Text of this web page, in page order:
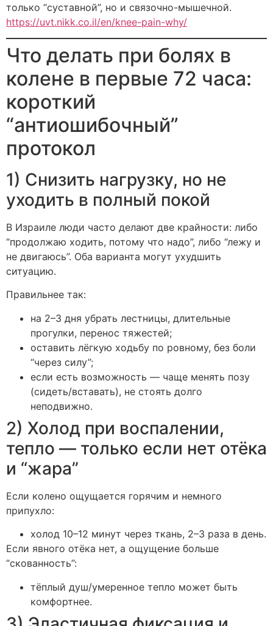
только “суставной”, но и связочно-мышечной.
https://uvt.nikk.co.il/en/knee-pain-why/
Что делать при болях в
колене в первые 72 часа:
короткий
“антиошибочный”
протокол
1) Снизить нагрузку, но не
уходить в полный покой
В Израиле люди часто делают две крайности: либо
“продолжаю ходить, потому что надо”, либо “лежу и
не двигаюсь”. Оба варианта могут ухудшить
ситуацию.
Правильнее так:
на 2–3 дня убрать лестницы, длительные
прогулки, перенос тяжестей;
оставить лёгкую ходьбу по ровному, без боли
“через силу”;
если есть возможность — чаще менять позу
(сидеть/вставать), не стоять долго
неподвижно.
2) Холод при воспалении,
тепло — только если нет отёка
и “жара”
Если колено ощущается горячим и немного
припухло:
холод 10–12 минут через ткань, 2–3 раза в день.
Если явного отёка нет, а ощущение больше
“скованность”:
тёплый душ/умеренное тепло может быть
комфортнее.